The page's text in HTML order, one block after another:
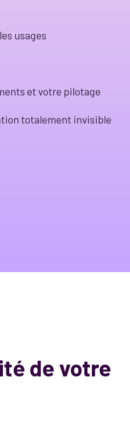
usages
et votre pilotage
totalement invisible
de votre